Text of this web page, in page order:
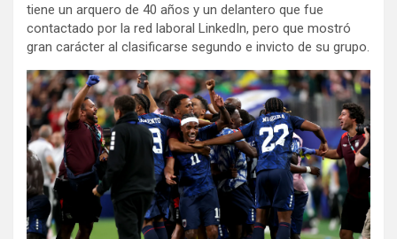
tiene un arquero de 40 años y un delantero que fue
contactado por la red laboral LinkedIn, pero que mostró
gran carácter al clasificarse segundo e invicto de su grupo.